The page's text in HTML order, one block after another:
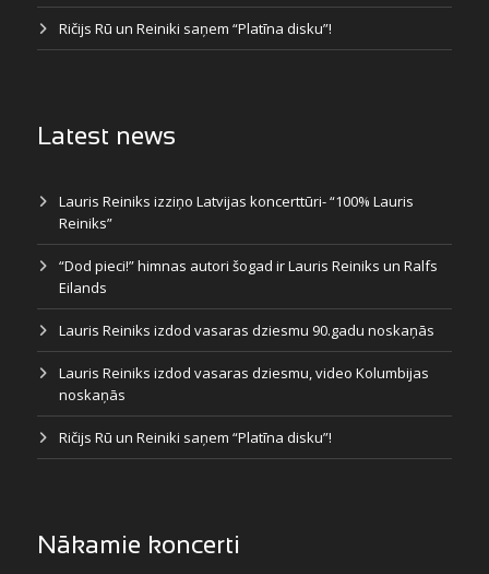
Ričijs Rū un Reiniki saņem “Platīna disku”!
Latest news
Lauris Reiniks izziņo Latvijas koncerttūri- “100% Lauris
Reiniks”
“Dod pieci!” himnas autori šogad ir Lauris Reiniks un Ralfs
Eilands
Lauris Reiniks izdod vasaras dziesmu 90.gadu noskaņās
Lauris Reiniks izdod vasaras dziesmu, video Kolumbijas
noskaņās
Ričijs Rū un Reiniki saņem “Platīna disku”!
Nākamie koncerti